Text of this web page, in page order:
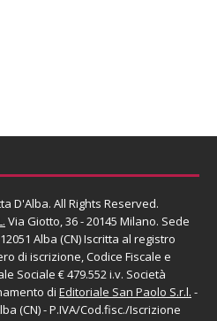
D'Alba. All Rights Reserved.
Via Giotto, 36 - 20145 Milano. Sede
Alba (CN) Iscritta al registro
di iscrizione, Codice Fiscale e
Sociale € 479.552 i.v. Società
di Editoriale San Paolo S.r.l. -
(CN) - P.IVA/Cod.fisc./Iscrizione